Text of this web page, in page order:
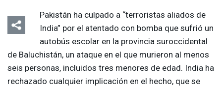
Pakistán ha culpado a “terroristas aliados de
India” por el atentado con bomba que sufrió un
autobús escolar en la provincia suroccidental
de Baluchistán, un ataque en el que murieron al menos
seis personas, incluidos tres menores de edad. India ha
rechazado cualquier implicación en el hecho, que se